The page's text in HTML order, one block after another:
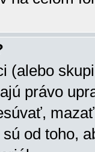
(alebo
právo
od toho,